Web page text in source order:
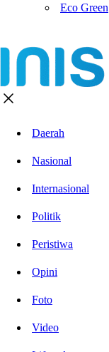
Eco Green
Daerah
Nasional
Internasional
Politik
Peristiwa
Opini
Foto
Video